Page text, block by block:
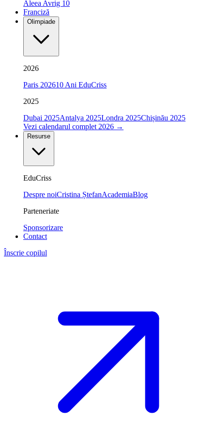
Aleea Avrig 10
Franciză
Olimpiade
2026
Paris 202610 Ani EduCriss
2025
Dubai 2025Antalya 2025Londra 2025Chișinău 2025
Vezi calendarul complet 2026 →
Resurse
EduCriss
Despre noiCristina ȘtefanAcademiaBlog
Parteneriate
Sponsorizare
Contact
Înscrie copilul